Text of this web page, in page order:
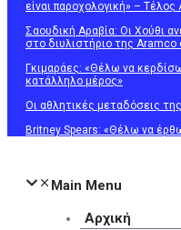
είναι παροχολογική» –
Σαουδική Αραβία: Οι Χούθι
στο διυλιστήριο της
Γκιμαράες: «Θέλω να
κατάλληλο μέρος»
Οι αθλητικές μεταδόσεις
Britney Spears: «Θέλω να
Main Menu
Αρχική